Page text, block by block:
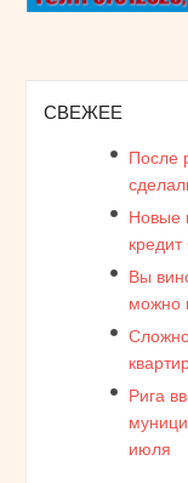
СВЕЖЕЕ
После
Новые
Вы
можно
Рига
июля